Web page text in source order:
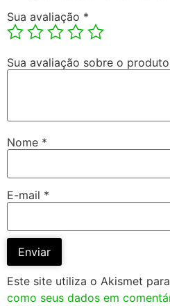
Sua avaliação *
Sua avaliação sobre o produto
Nome *
E-mail *
Este site utiliza o Akismet
como seus dados em